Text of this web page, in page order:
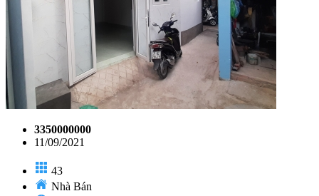
3350000000
11/09/2021
43
Nhà Bán